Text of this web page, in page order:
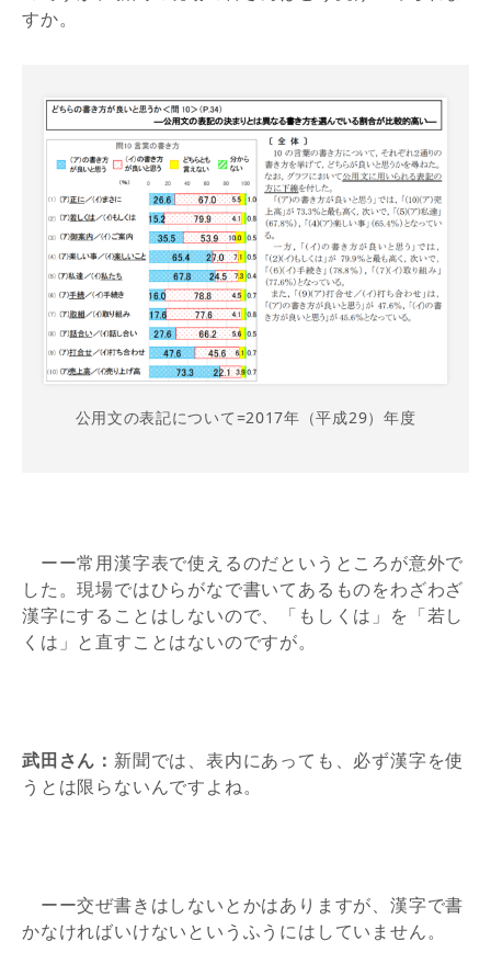
すか。
公用文の表記について=2017年（平成29）年度
ーー常用漢字表で使えるのだというところが意外で
した。現場ではひらがなで書いてあるものをわざわざ
漢字にすることはしないので、「もしくは」を「若し
くは」と直すことはないのですが。
武田さん： 新聞では、表内にあっても、必ず漢字を使
うとは限らないんですよね。
ーー交ぜ書きはしないとかはありますが、漢字で書
かなければいけないというふうにはしていません。